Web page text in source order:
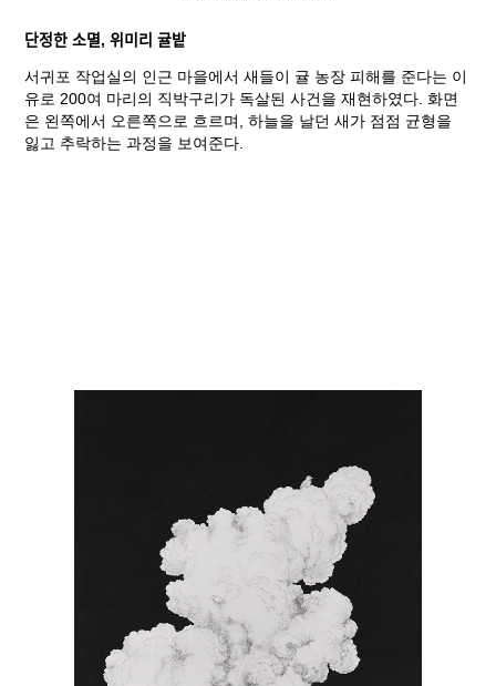
단정한 소멸, 위미리 귤밭
서귀포 작업실의 인근 마을에서 새들이 귤 농장 피해를 준다는 이
유로 200여 마리의 직박구리가 독살된 사건을 재현하였다. 화면
은 왼쪽에서 오른쪽으로 흐르며, 하늘을 날던 새가 점점 균형을
잃고 추락하는 과정을 보여준다.